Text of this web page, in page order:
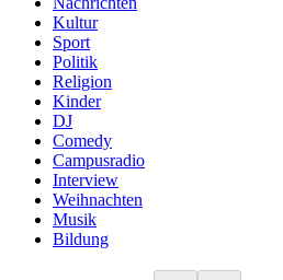
Kultur
Sport
Politik
Religion
Kinder
DJ
Comedy
Campusradio
Interview
Weihnachten
Musik
Bildung